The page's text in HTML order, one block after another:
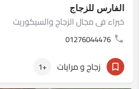
الفارس للزجاج
خبراء فى مجال الزجاج والسيكوريت
01276044476
زجاج و مرايات +1